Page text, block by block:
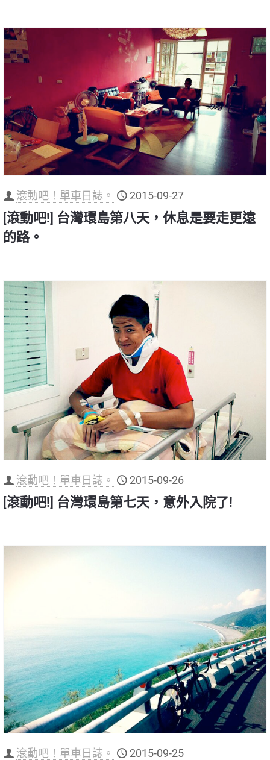
滾動吧！單車日誌。 2015-09-27
[滾動吧!] 台灣環島第八天，休息是要走更遠
的路。
滾動吧！單車日誌。 2015-09-26
[滾動吧!] 台灣環島第七天，意外入院了!
滾動吧！單車日誌。 2015-09-25